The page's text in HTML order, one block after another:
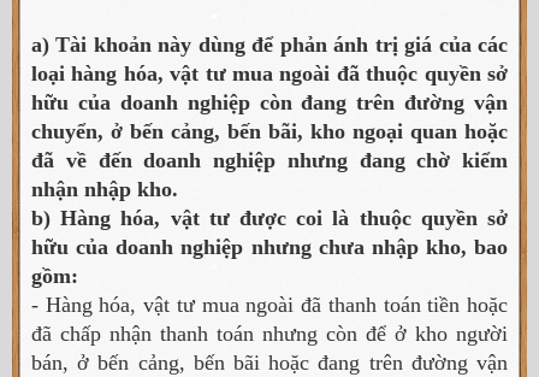
a) Tài khoản này dùng để phản ánh trị giá của các
loại hàng hóa, vật tư mua ngoài đã thuộc quyền sở
hữu của doanh nghiệp còn đang trên đường vận
chuyển, ở bến cảng, bến bãi, kho ngoại quan hoặc
đã về đến doanh nghiệp nhưng đang chờ kiểm
nhận nhập kho.
b) Hàng hóa, vật tư được coi là thuộc quyền sở
hữu của doanh nghiệp nhưng chưa nhập kho, bao
gồm:
- Hàng hóa, vật tư mua ngoài đã thanh toán tiền hoặc
đã chấp nhận thanh toán nhưng còn để ở kho người
bán, ở bến cảng, bến bãi hoặc đang trên đường vận